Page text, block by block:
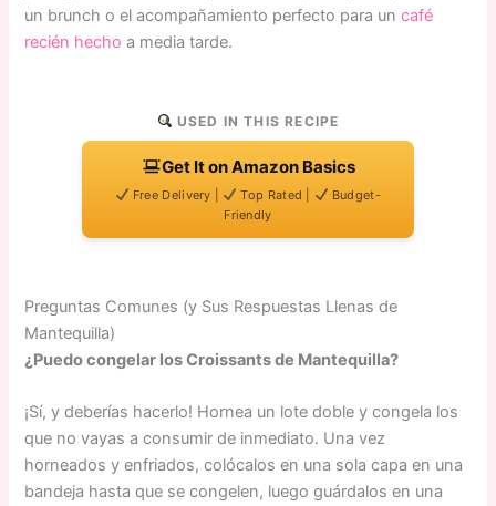
un brunch o el acompañamiento perfecto para uncafé
recién hecho a media tarde.
USED IN THIS RECIPE
Get It on Amazon Basics
Free Delivery | Top Rated |
Budget-
Friendly
Preguntas Comunes (y Sus Respuestas Llenas de
Mantequilla)
¿Puedo congelar los Croissants de Mantequilla?
¡Sí, y deberías hacerlo! Hornea un lote doble y congela los
que no vayas a consumir de inmediato. Una vez
horneados y enfriados, colócalos en una sola capa en una
bandeja hasta que se congelen, luego guárdalos en una